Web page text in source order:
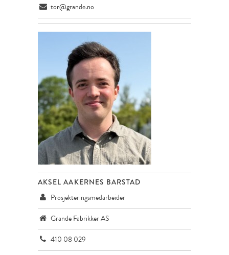
tor@grande.no
AKSEL AAKERNES BARSTAD
Prosjekteringsmedarbeider
Grande Fabrikker AS
410 08 029